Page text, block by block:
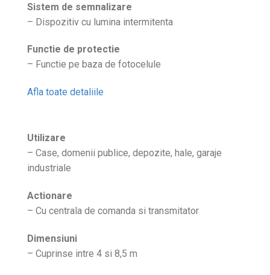
Sistem de semnalizare
– Dispozitiv cu lumina intermitenta
Functie de protectie
– Functie pe baza de fotocelule
Afla toate detaliile
Utilizare
– Case, domenii publice, depozite, hale, garaje
industriale
Actionare
– Cu centrala de comanda si transmitator
Dimensiuni
– Cuprinse intre 4 si 8,5 m